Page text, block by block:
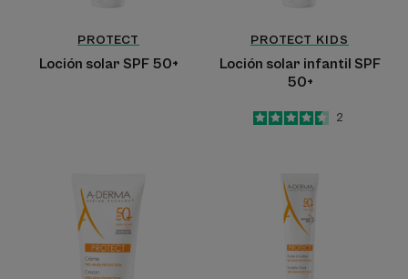
PROTECT
Loción solar SPF 50+
PROTECT KIDS
Loción solar infantil SPF
50+
4.5
/5
2
solar
facial
SPF
50+
sin
solar
facial
invisible
SPF
50+